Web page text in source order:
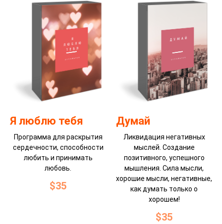
Я люблю тебя
Программа для раскрытия
сердечности, способности
любить и принимать
любовь.
$35
Думай
Ликвидация негативных
мыслей. Создание
позитивного, успешного
мышления. Сила мысли,
хорошие мысли, негативные,
как думать только о
хорошем!
$35